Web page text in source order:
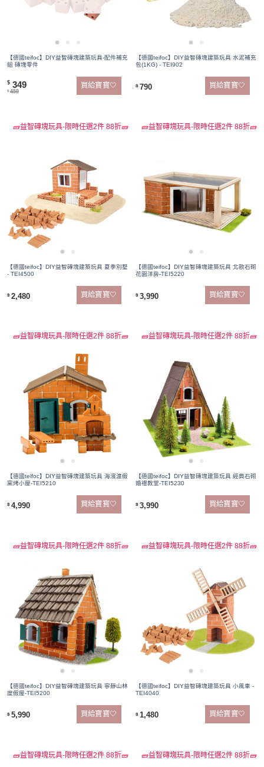
【德國teifoc】DIY益智磚塊建築玩具-配件補充
組 磚塊零件
$ 349
$ 450
買給寶寶🤍
【德國teifoc】DIY益智磚塊建築玩具 水泥補充
包(1KG) - TEI902
$ 790 買給寶寶🤍
🧱益智磚塊玩具-限時任選2件 88折🧱
【德國teifoc】DIY益智磚塊建築玩具 夏季別墅
- TEI4500
$ 2,480 買給寶寶🤍
🧱益智磚塊玩具-限時任選2件 88折🧱
【德國teifoc】DIY益智磚塊建築玩具 北歐石砌
花園洋房-TEI5220
$ 3,990 買給寶寶🤍
🧱益智磚塊玩具-限時任選2件 88折🧱
【德國teifoc】DIY益智磚塊建築玩具 海濱渡假
窯烤小屋-TEI5210
$ 4,990 買給寶寶🤍
🧱益智磚塊玩具-限時任選2件 88折🧱
【德國teifoc】DIY益智磚塊建築玩具 經典石砌
婚禮教堂-TEI5230
$ 3,990 買給寶寶🤍
🧱益智磚塊玩具-限時任選2件 88折🧱
【德國teifoc】DIY益智磚塊建築玩具 寧靜山林
度假屋-TEI5200
$ 5,990 買給寶寶🤍
🧱益智磚塊玩具-限時任選2件 88折🧱
【德國teifoc】DIY益智磚塊建築玩具 小風車 -
TEI4040
$ 1,480 買給寶寶🤍
🧱益智磚塊玩具-限時任選2件 88折🧱 🧱益智磚塊玩具-限時任選2件 88折🧱